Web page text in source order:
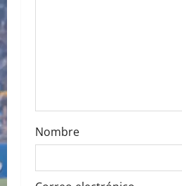
Nombre